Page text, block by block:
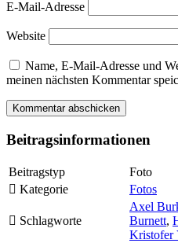
E-Mail-Adresse
Website
Name, E-Mail-Adresse und
meinen nächsten Kommentar
Beitragsinformationen
Beitragstyp
Foto
Kategorie
Fotos
Schlagworte
Axel
Burnett,
Kristofer